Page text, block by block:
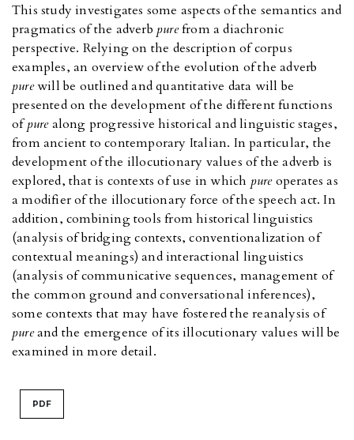
This study investigates some aspects of the semantics and
pragmatics of the adverb purefrom a diachronic
perspective. Relying on the description of corpus
examples, an overview of the evolution of the adverb
purewill be outlined and quantitative data will be
presented on the development of the different functions
ofpurealong progressive historical and linguistic stages,
from ancient to contemporary Italian. In particular, the
development of the illocutionary values of the adverb is
explored, that is contexts of use in which pureoperates as
a modifier of the illocutionary force of the speech act. In
addition, combining tools from historical linguistics
(analysis of bridging contexts, conventionalization of
contextual meanings) and interactional linguistics
(analysis of communicative sequences, management of
the common ground and conversational inferences),
some contexts that may have fostered the reanalysis of
pureand the emergence of its illocutionary values will be
examined in more detail.
PDF